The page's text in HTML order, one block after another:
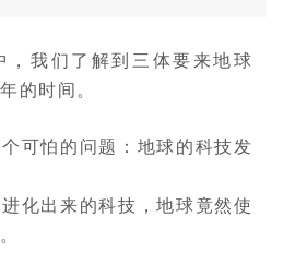
，我们了解到三体要来地球
的时间。
可怕的问题：地球的科技发
化出来的科技，地球竟然使